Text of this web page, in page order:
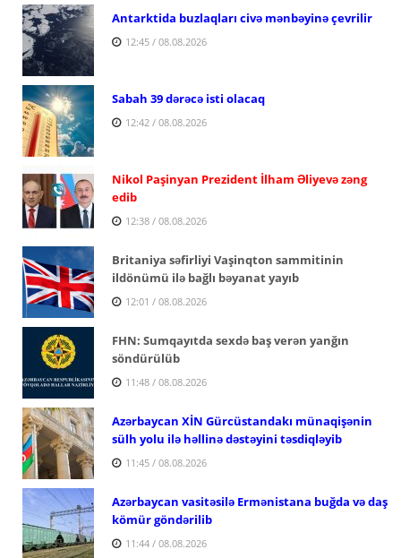
Antarktida buzlaqları civə mənbəyinə çevrilir
12:45 / 08.08.2026
Sabah 39 dərəcə isti olacaq
12:42 / 08.08.2026
Nikol Paşinyan Prezident İlham Əliyevə zəng
edib
12:38 / 08.08.2026
Britaniya səfirliyi Vaşinqton sammitinin
ildönümü ilə bağlı bəyanat yayıb
12:01 / 08.08.2026
FHN: Sumqayıtda sexdə baş verən yanğın
söndürülüb
11:48 / 08.08.2026
Azərbaycan XİN Gürcüstandakı münaqişənin
sülh yolu ilə həllinə dəstəyini təsdiqləyib
11:45 / 08.08.2026
Azərbaycan vasitəsilə Ermənistana buğda və daş
kömür göndərilib
11:44 / 08.08.2026